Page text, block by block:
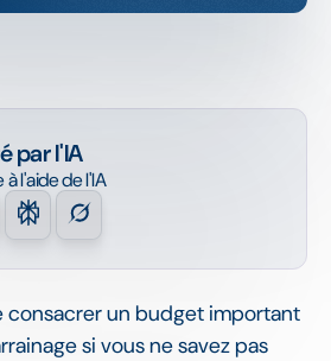
par l'IA
l'aide de l'IA
consacrer un budget important
si vous ne savez pas